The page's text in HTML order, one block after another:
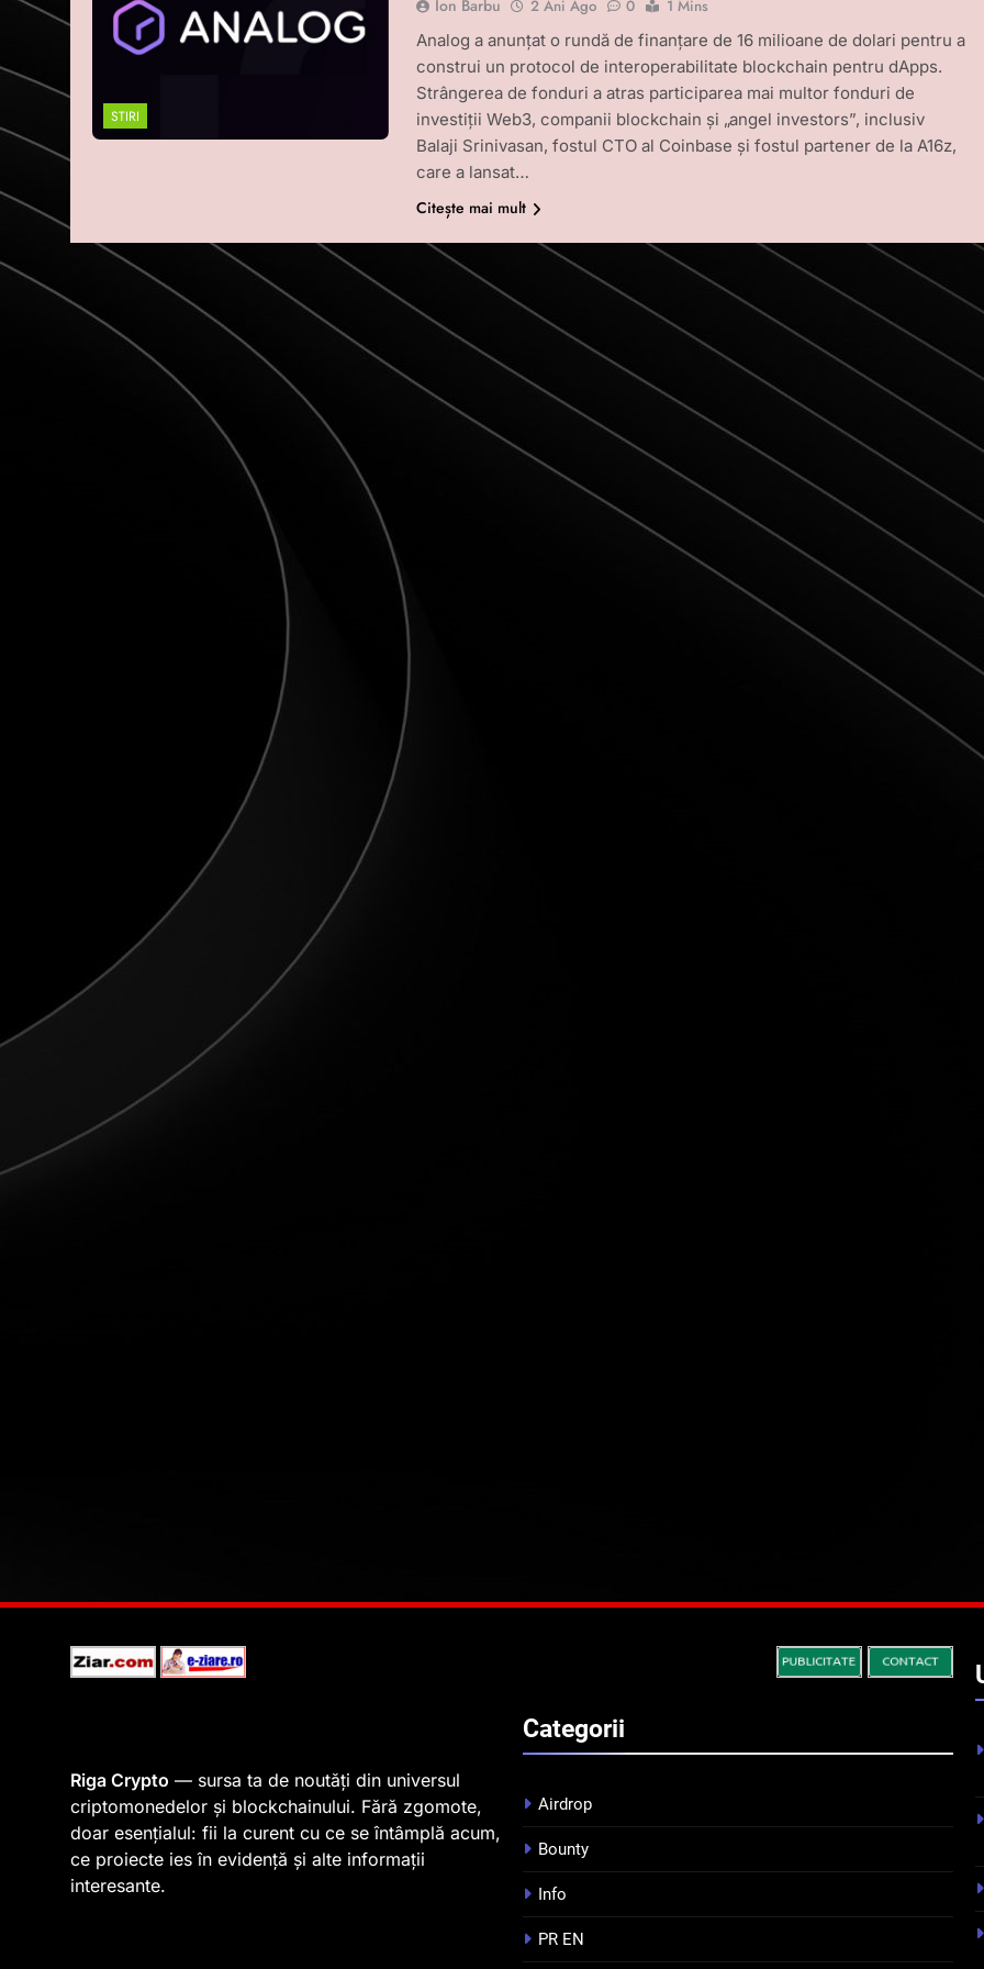
STIRI
Ion Barbu 2 Ani Ago 0
1 Mins
Analog a anunțat o rundă de finanțare de 16 milioane de dolari pentru a
construi un protocol de interoperabilitate blockchain pentru dApps.
Strângerea de fonduri a atras participarea mai multor fonduri de
investiții Web3, companii blockchain și „angel investors”, inclusiv
Balaji Srinivasan, fostul CTO al Coinbase și fostul partener de la A16z,
care a lansat…
Citește mai mult
Riga Crypto — sursa ta de noutăți din universul
criptomonedelor și blockchainului. Fără zgomote,
doar esențialul: fii la curent cu ce se întâmplă acum,
ce proiecte ies în evidență și alte informații
interesante.
Categorii
Airdrop
Bounty
Info
PR EN